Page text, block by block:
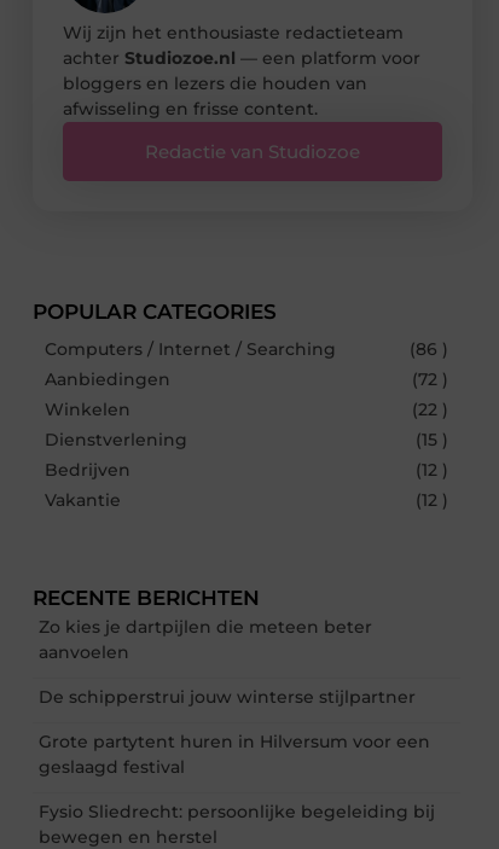
Wij zijn het enthousiaste redactieteam
achter Studiozoe.nl — een platform voor
bloggers en lezers die houden van
afwisseling en frisse content.
Redactie van Studiozoe
POPULAR CATEGORIES
Computers / Internet / Searching
(86 )
Aanbiedingen
(72 )
Winkelen
(22 )
Dienstverlening
(15 )
Bedrijven
(12 )
Vakantie
(12 )
RECENTE BERICHTEN
Zo kies je dartpijlen die meteen beter
aanvoelen
De schipperstrui jouw winterse stijlpartner
Grote partytent huren in Hilversum voor een
geslaagd festival
Fysio Sliedrecht: persoonlijke begeleiding bij
bewegen en herstel